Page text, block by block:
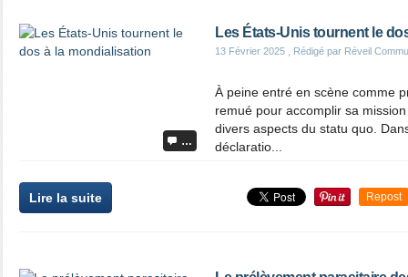
…
Les États-Unis tournent le
13 Février 2025 , Rédigé par Réveil
À peine entré en scène comme
remué pour accomplir sa
divers aspects du statu quo.
déclaratio...
Lire la suite Repost